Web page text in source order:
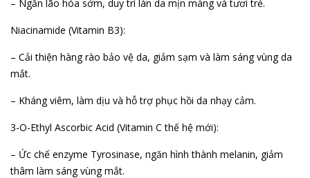
– Ngăn lão hóa sớm, duy trì làn da mịn màng và tươi trẻ.
Niacinamide (Vitamin B3):
– Cải thiện hàng rào bảo vệ da, giảm sạm và làm sáng vùng da
mắt.
– Kháng viêm, làm dịu và hỗ trợ phục hồi da nhạy cảm.
3-O-Ethyl Ascorbic Acid (Vitamin C thế hệ mới):
– Ức chế enzyme Tyrosinase, ngăn hình thành melanin, giảm
thâm làm sáng vùng mắt.